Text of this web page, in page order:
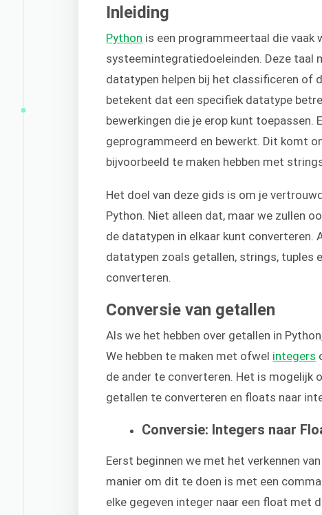
Inleiding
Python is een programmeertaal die vaak
systeemintegratiedoeleinden. Deze taal
datatypen helpen bij het classificeren of
betekent dat een specifiek datatype
bewerkingen die je erop kunt toepassen.
geprogrammeerd en bewerkt. Dit komt
bijvoorbeeld te maken hebben met
Het doel van deze gids is om je
Python. Niet alleen dat, maar we zullen
de datatypen in elkaar kunt converteren.
datatypen zoals getallen, strings, tuples
converteren.
Conversie van getallen
Als we het hebben over getallen in
We hebben te maken met ofwel integers
de ander te converteren. Het is mogelijk
getallen te converteren en floats naar
Conversie: Integers naar
Eerst beginnen we met het verkennen
manier om dit te doen is met een
elke gegeven integer naar een float met